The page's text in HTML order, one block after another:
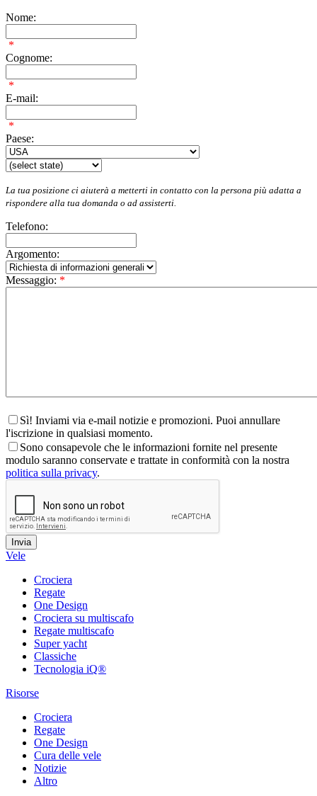
Nome:
*
Cognome:
*
E-mail:
*
Paese:
La tua posizione ci aiuterà a metterti in contatto con la persona più adatta a
rispondere alla tua domanda o ad assisterti.
Telefono:
Argomento:
Messaggio: *
Sì! Inviami via e-mail notizie e promozioni. Puoi annullare
l'iscrizione in qualsiasi momento.
Sono consapevole che le informazioni fornite nel presente
modulo saranno conservate e trattate in conformità con la nostra
politica sulla privacy.
Vele
Crociera
Regate
One Design
Crociera su multiscafo
Regate multiscafo
Super yacht
Classiche
Tecnologia iQ®
Risorse
Crociera
Regate
One Design
Cura delle vele
Notizie
Altro